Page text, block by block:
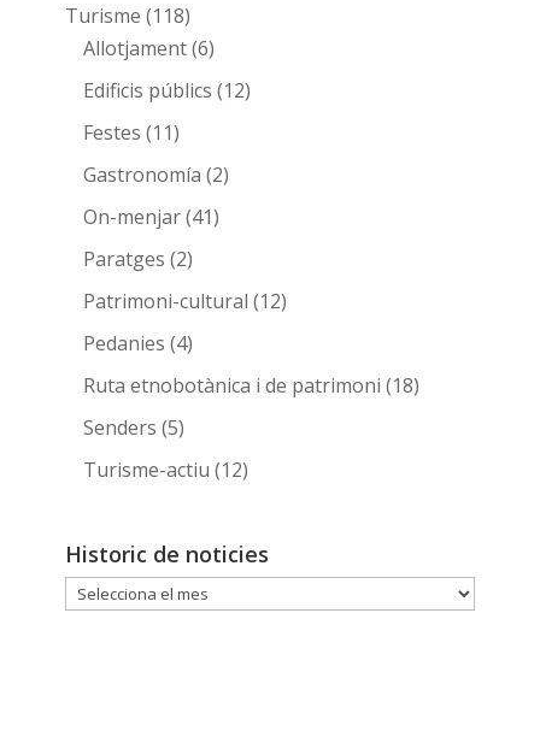
Turisme (118)
Allotjament(6)
Edificis públics (12)
Festes (11)
Gastronomía (2)
On-menjar(41)
Paratges (2)
Patrimoni-cultural (12)
Pedanies (4)
Ruta etnobotànica i de patrimoni (18)
Senders (5)
Turisme-actiu (12)
Historic de noticies
Historic